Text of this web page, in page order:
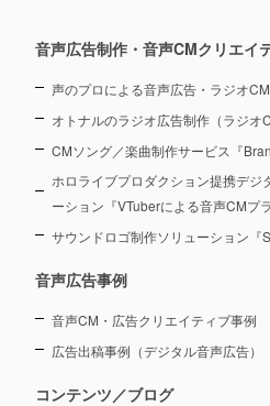
音声広告制作・音声CMクリエイ
声のプロによる音声広告・ラジオ
オトナルのラジオ広告制作（ラジオ
CMソング／楽曲制作サービス『
ホロライブプロダクション提携デジ
ーション 『VTuberによる音声CMプ
サウンドロゴ制作ソリューション『
音声広告事例
音声CM・広告クリエイティブ事例
広告出稿事例（デジタル音声広告）
コンテンツ／ブログ